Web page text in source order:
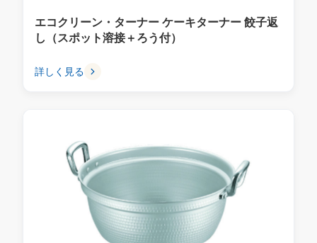
エコクリーン・ターナー ケーキターナー 餃子返
し（スポット溶接＋ろう付）
詳しく見る